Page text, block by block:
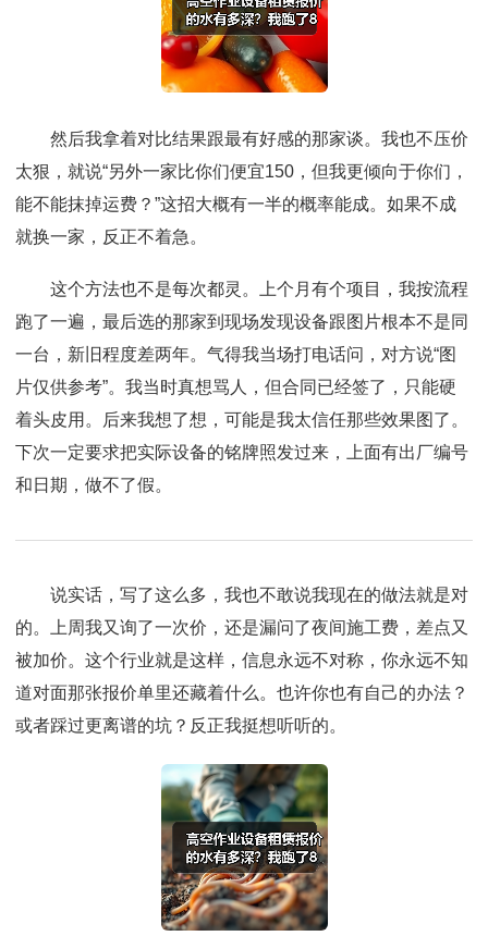
然后我拿着对比结果跟最有好感的那家谈。我也不压价
太狠，就说“另外一家比你们便宜150，但我更倾向于你们，
能不能抹掉运费？”这招大概有一半的概率能成。如果不成
就换一家，反正不着急。
这个方法也不是每次都灵。上个月有个项目，我按流程
跑了一遍，最后选的那家到现场发现设备跟图片根本不是同
一台，新旧程度差两年。气得我当场打电话问，对方说“图
片仅供参考”。我当时真想骂人，但合同已经签了，只能硬
着头皮用。后来我想了想，可能是我太信任那些效果图了。
下次一定要求把实际设备的铭牌照发过来，上面有出厂编号
和日期，做不了假。
说实话，写了这么多，我也不敢说我现在的做法就是对
的。上周我又询了一次价，还是漏问了夜间施工费，差点又
被加价。这个行业就是这样，信息永远不对称，你永远不知
道对面那张报价单里还藏着什么。也许你也有自己的办法？
或者踩过更离谱的坑？反正我挺想听听的。